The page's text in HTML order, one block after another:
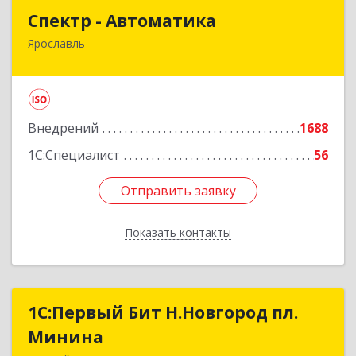
Спектр - Автоматика
Ярославль
Внедрений
1688
1С:Специалист
56
Отправить заявку
Показать контакты
150054, Ярославская обл, Ярославль г, Щапова
Отправить заявку
Назад
1С:Первый Бит Н.Новгород пл.
Минина
1С:Первый Бит Н.Новгород пл.